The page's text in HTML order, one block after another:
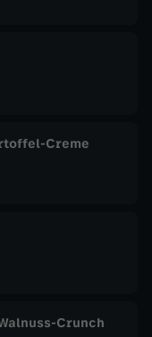
Creme
Crunch